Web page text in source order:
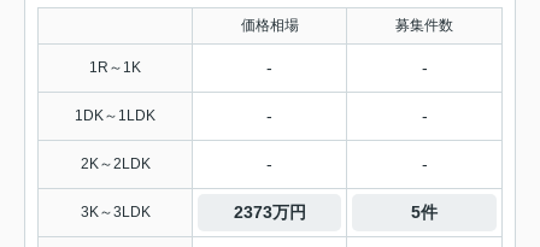
価格相場 募集件数
1R～1K - -
1DK～1LDK - -
2K～2LDK - -
3K～3LDK 2373万円 5件